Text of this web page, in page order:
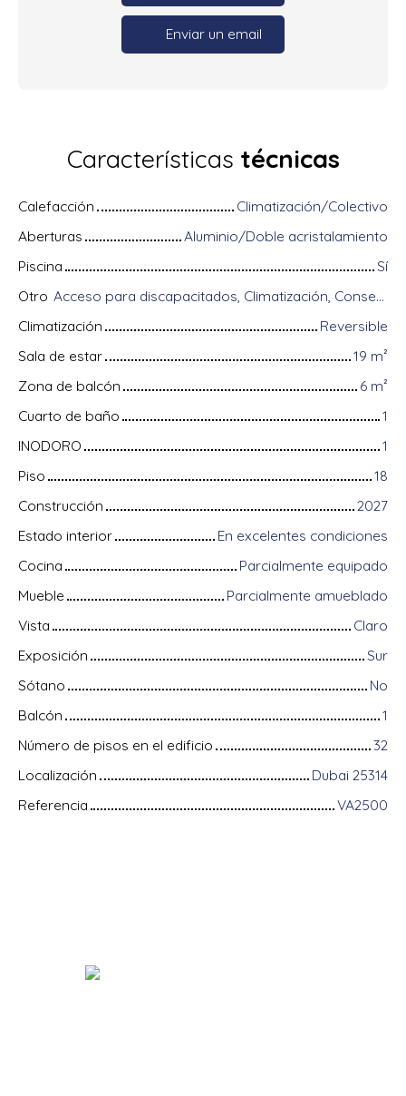
Enviar un email
Características técnicas
Calefacción
Climatización/Colectivo
Aberturas
Aluminio/Doble acristalamiento
Piscina
Sí
Otro
Acceso para discapacitados, Climatización, Conserje, Equipos domóticos, Fibra óptica, Guardián, Intercomunicador, Portón motorizado, Sistema de alarma, Videófono
Climatización
Reversible
Sala de estar
19 m²
Zona de balcón
6 m²
Cuarto de baño
1
INODORO
1
Piso
18
Construcción
2027
Estado interior
En excelentes condiciones
Cocina
Parcialmente equipado
Mueble
Parcialmente amueblado
Vista
Claro
Exposición
Sur
Sótano
No
Balcón
1
Número de pisos en el edificio
32
Localización
Dubai 25314
Referencia
VA2500